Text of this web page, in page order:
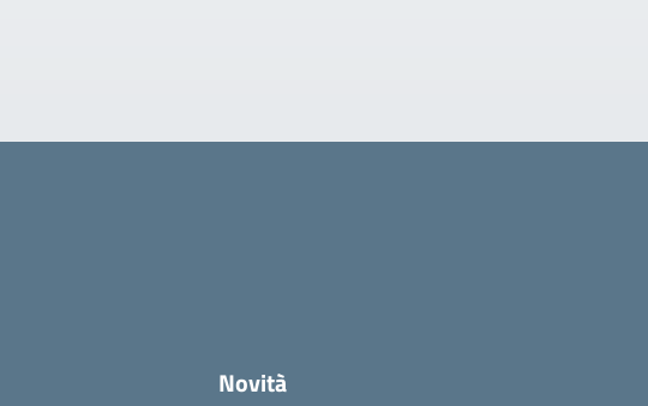
Novità